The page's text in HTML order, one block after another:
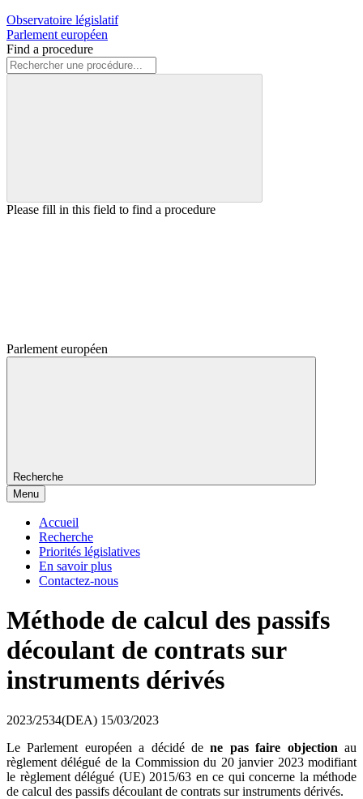
Observatoire législatif
Parlement européen
Find a procedure
Please fill in this field to find a procedure
Parlement européen
Recherche
Menu
Accueil
Recherche
Priorités législatives
En savoir plus
Contactez-nous
Méthode de calcul des passifs
découlant de contrats sur
instruments dérivés
2023/2534(DEA) 15/03/2023
Le Parlement européen a décidé dene pas faire objection au
règlement délégué de la Commission du 20 janvier 2023 modifiant
le règlement délégué (UE) 2015/63 en ce qui concerne la méthode
de calcul des passifs découlant de contrats sur instruments dérivés.